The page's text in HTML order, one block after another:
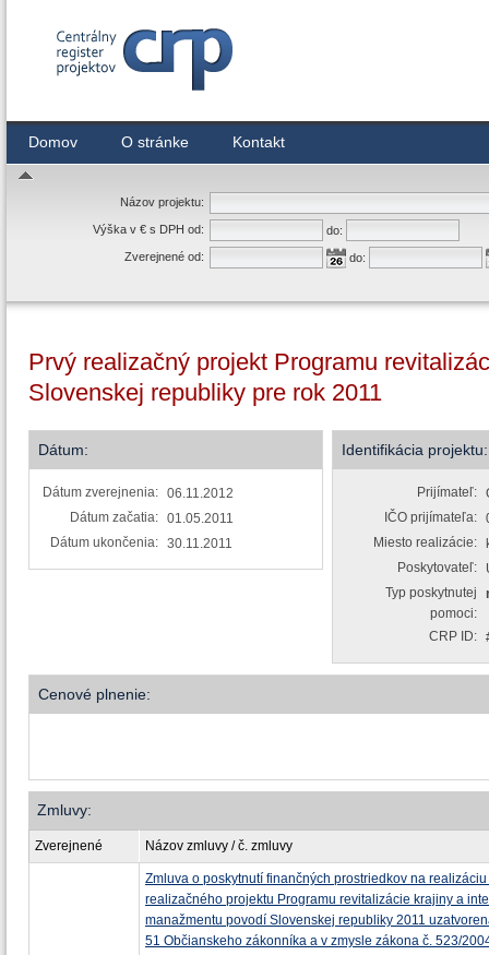
Domov O stránke Kontakt
Názov projektu:
Výška v € s DPH od:
do:
Zverejnené od:
do:
Prvý realizačný projekt Programu
Slovenskej republiky pre rok 2011
Dátum:
Dátum zverejnenia: 06.11.2012
Dátum začatia: 01.05.2011
Dátum ukončenia: 30.11.2011
Identifikácia projektu:
Prijímateľ:
IČO prijímateľa:
Miesto realizácie:
Poskytovateľ:
Typ poskytnutej
pomoci:
CRP ID:
Cenové plnenie:
Zmluvy:
Zverejnené Názov zmluvy / č. zmluvy
Zmluva o poskytnutí finančných prostriedkov na
realizačného projektu Programu revitalizácie krajiny a
manažmentu povodí Slovenskej republiky 2011
51 Občianskeho zákonníka a v zmysle zákona č. 523/